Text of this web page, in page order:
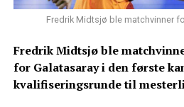
Fredrik Midtsjø ble matchvinner
Fredrik Midtsjø ble
for Galatasaray i den første
kvalifiseringsrunde til